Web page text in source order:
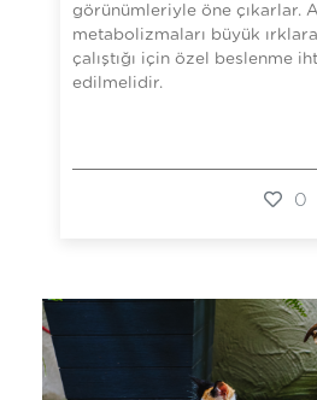
görünümleriyle öne çıkarlar.
metabolizmaları büyük
çalıştığı için özel beslenme
edilmelidir.
0